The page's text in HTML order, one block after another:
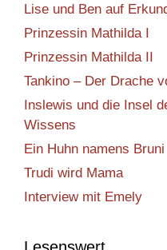
Lise und Ben auf
Prinzessin Mathilda I
Prinzessin Mathilda II
Tankino – Der Drache
Inslewis und die Insel
Wissens
Ein Huhn namens Bruni
Trudi wird Mama
Interview mit Emely